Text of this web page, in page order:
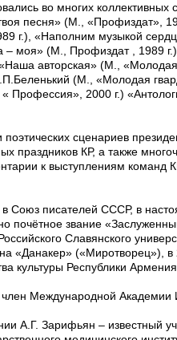
во многих
песня» (М., «Профиздат»,
г.), «Наполним музыкой
– моя» (М., Профиздат , 1989
авторская» (М.,
(М., «Молодая
Профессия», 2000 г.)
сценариев
праздников КР, а также
к выступлениям команд
Союз писателей СССР, в
почётное звание
Славянского
«Данакер» («Миротворец»),
культуры Республики
член Международной
А.Г. Зарифьян – известный